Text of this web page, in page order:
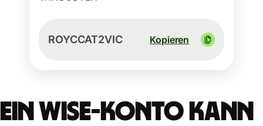
ROYCCAT2VIC Kopieren
Ein Wise-Konto kann